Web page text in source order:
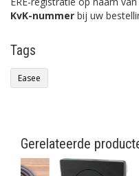
KvK-nummer bij uw
Tags
Easee
Gerelateerde